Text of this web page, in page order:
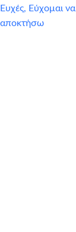
Ευχές, Εύχομαι να
αποκτήσω